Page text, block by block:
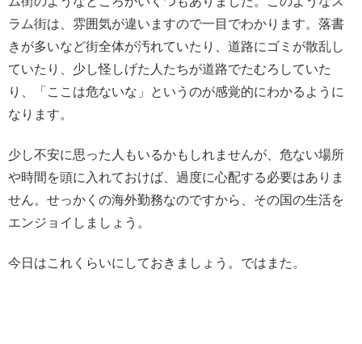
ラム街は、雰囲気が違いますので一目でわかります。落書
きが多いなど街全体が汚れていたり、道路にゴミが散乱し
ていたり、少し怪しげた人たちが道路でたむろしていた
り、「ここは危ないな」というのが感覚的にわかるように
なります。
少し不安に思った人もいるかもしれませんが、危ない場所
や時間を頭に入れておけば、過度に心配する必要はありま
せん。せっかくの海外勤務なのですから、その国の生活を
エンジョイしましょう。
今日はこれくらいにしておきましょう。ではまた。